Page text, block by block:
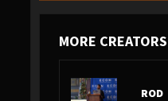
MORE CREATORS
ROD